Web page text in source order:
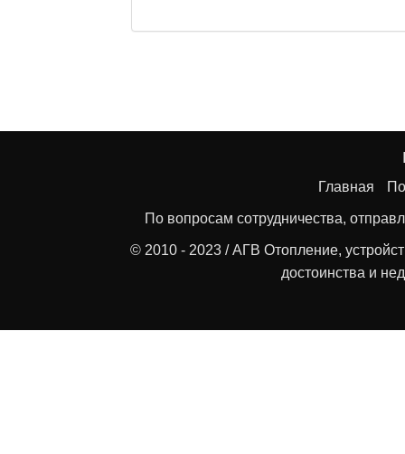
Главная
По вопросам сотрудничества,
© 2010 - 2023 / АГВ Отопление,
достоинства и